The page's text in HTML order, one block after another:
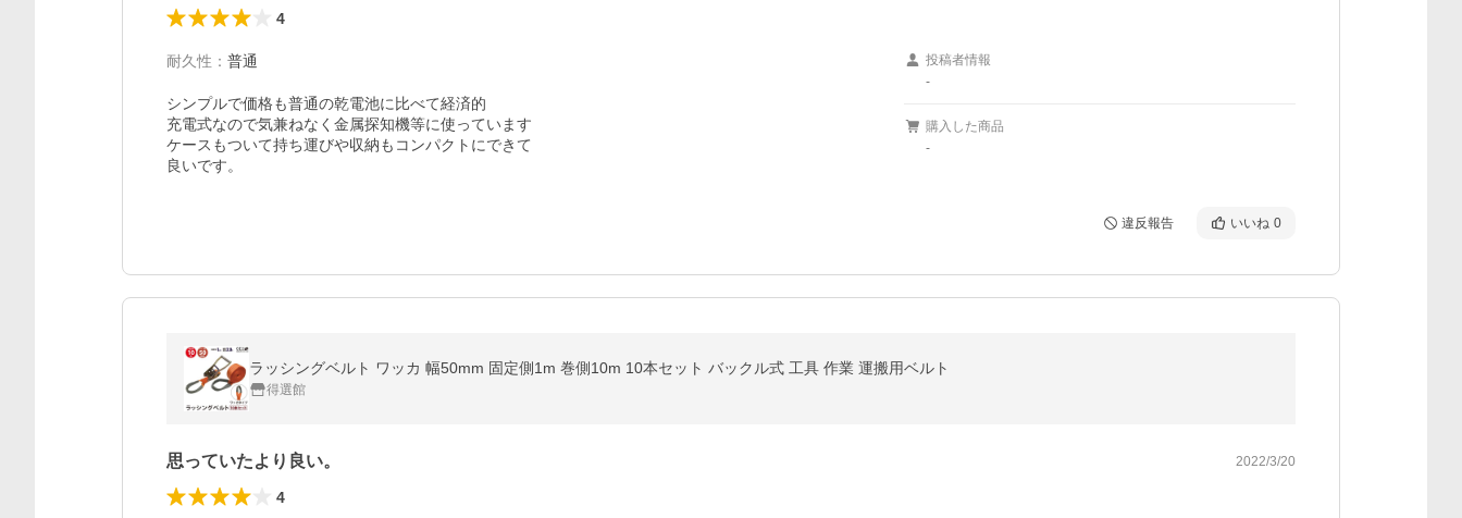
4
耐久性 ： 普通
シンプルで価格も普通の乾電池に比べて経済的
充電式なので気兼ねなく金属探知機等に使っています
ケースもついて持ち運びや収納もコンパクトにできて
良いです。
投稿者情報
-
購入した商品
-
違反報告 いいね 0
ラッシングベルト ワッカ 幅50mm 固定側1m 巻側10m 10本セット バックル式 工具 作業 運搬用ベルト
得選館
思っていたより良い。 2022/3/20
4